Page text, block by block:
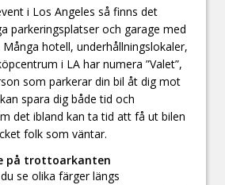
i Los Angeles så finns det
parkeringsplatser och garage med
hotell, underhållningslokaler,
i LA har numera ”Valet”,
som parkerar din bil åt dig mot
spara dig både tid och
det ibland kan ta tid att få ut bilen
folk som väntar.
på trottoarkanten
se olika färger längs